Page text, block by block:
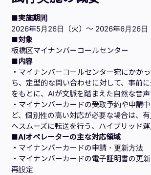
■実施期間
2026年5月26日（火）〜 2026年6月26日
■対象
板橋区マイナンバーコールセンター
■内容
・マイナンバーコールセンター宛にかか
ち、定型的な問い合わせに対して、事前
をもとに、AIが文脈を踏まえた自然な音声
・マイナンバーカードの受取予約や申請
ど、個別性の高い対応が必要な場合は、
へスムーズに転送を行う、ハイブリッド運
■AIオペレーターの主な対応領域
・マイナンバーカードの申請・更新方法
・マイナンバーカードの電子証明書の更
再設定